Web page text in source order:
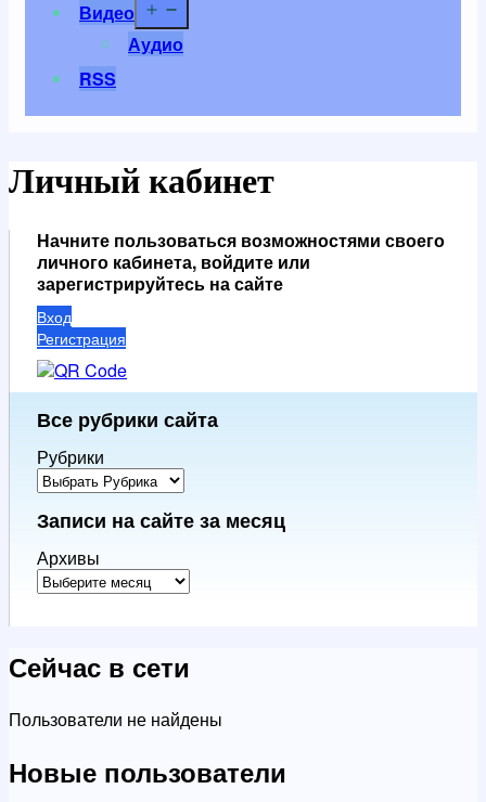
Видео
Аудио
RSS
Личный кабинет
Начните пользоваться возможностями своего
личного кабинета, войдите или
зарегистрируйтесь на сайте
Вход
Регистрация
Все рубрики сайта
Рубрики
Записи на сайте за месяц
Архивы
Сейчас в сети
Пользователи не найдены
Новые пользователи